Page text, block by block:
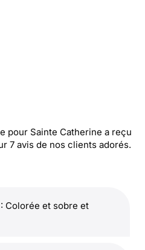
pour Sainte Catherine a reçu
7 avis de nos clients adorés.
: Colorée et sobre et